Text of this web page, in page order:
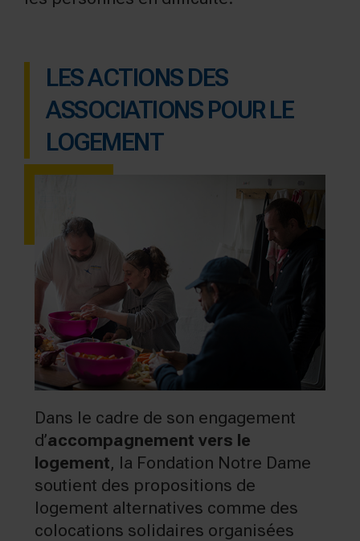
LES ACTIONS DES
ASSOCIATIONS POUR LE
LOGEMENT
Dans le cadre de son engagement
d’accompagnement vers le
logement, la Fondation Notre Dame
soutient des propositions de
logement alternatives comme des
colocations solidaires organisées